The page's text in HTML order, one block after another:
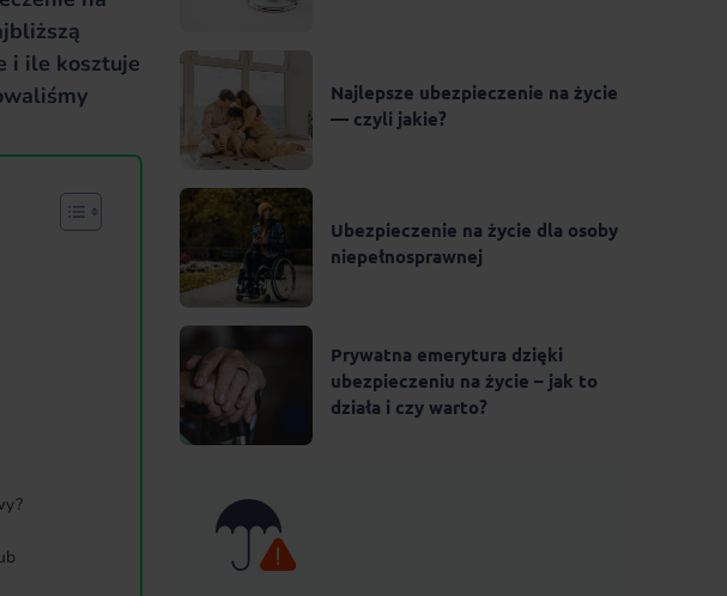
i ile kosztuje
Najlepsze ubezpieczenie na życie
— czyli jakie?
Ubezpieczenie na życie dla osoby
niepełnosprawnej
Prywatna emerytura dzięki
ubezpieczeniu na życie – jak to
działa i czy warto?